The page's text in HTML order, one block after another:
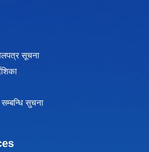
सूचना
सुचना